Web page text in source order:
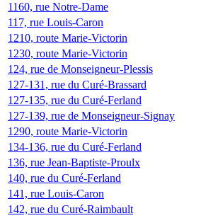
1160, rue Notre-Dame
117, rue Louis-Caron
1210, route Marie-Victorin
1230, route Marie-Victorin
124, rue de Monseigneur-Plessis
127-131, rue du Curé-Brassard
127-135, rue du Curé-Ferland
127-139, rue de Monseigneur-Signay
1290, route Marie-Victorin
134-136, rue du Curé-Ferland
136, rue Jean-Baptiste-Proulx
140, rue du Curé-Ferland
141, rue Louis-Caron
142, rue du Curé-Raimbault